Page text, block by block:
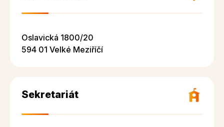
Oslavická 1800/20
594 01 Velké Meziříčí
Sekretariát